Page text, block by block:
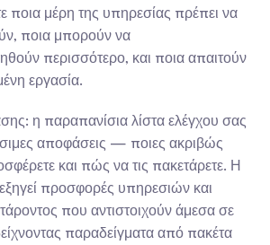
ποια μέρη της υπηρεσίας πρέπει να
ποια μπορούν να
περισσότερο, και ποια απαιτούν
εργασία.
η παραπανίσια λίστα ελέγχου σας
αποφάσεις — ποιες ακριβώς
και πώς να τις πακετάρετε. Η
προσφορές υπηρεσιών και
που αντιστοιχούν άμεσα σε
παραδείγματα από πακέτα